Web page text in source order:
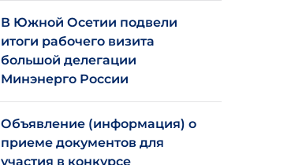
В Южной Осетии подвели
итоги рабочего визита
большой делегации
Минэнерго России
Объявление (информация) о
приеме документов для
участия в конкурсе